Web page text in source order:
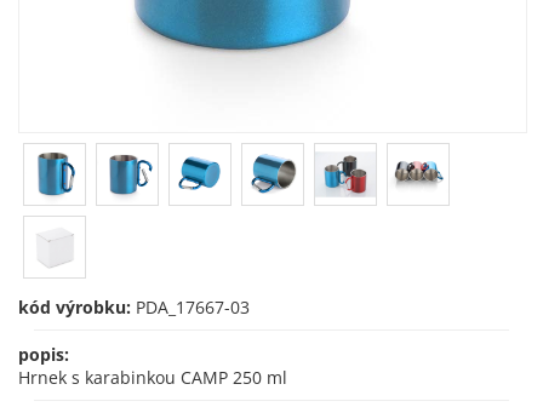
kód výrobku: PDA_17667-03
popis:
Hrnek s karabinkou CAMP 250 ml